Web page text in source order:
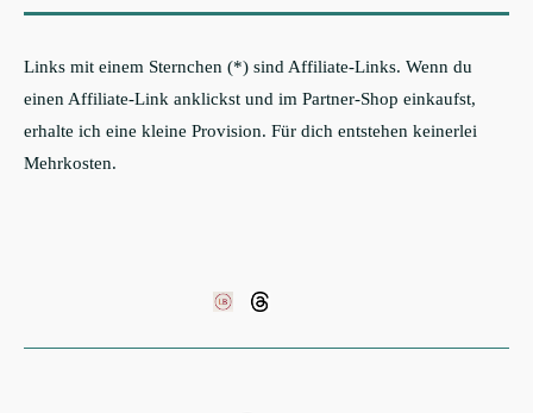
Links mit einem Sternchen (*) sind Affiliate-Links. Wenn du
einen Affiliate-Link anklickst und im Partner-Shop einkaufst,
erhalte ich eine kleine Provision. Für dich entstehen keinerlei
Mehrkosten.